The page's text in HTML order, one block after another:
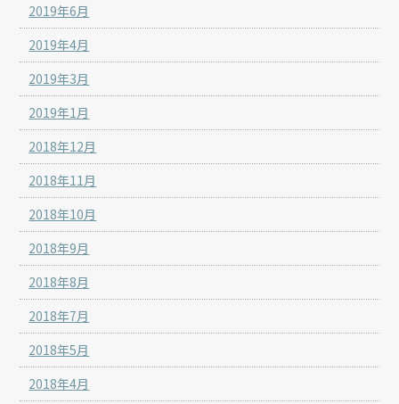
2019年6月
2019年4月
2019年3月
2019年1月
2018年12月
2018年11月
2018年10月
2018年9月
2018年8月
2018年7月
2018年5月
2018年4月